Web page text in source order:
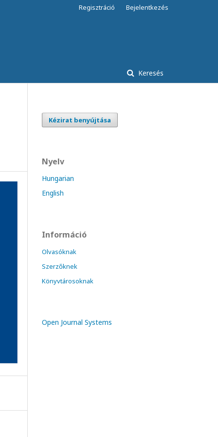
Keresés
Regisztráció Bejelentkezés
Kézirat benyújtása
Nyelv
Hungarian
English
Információ
Olvasóknak
Szerzőknek
Könyvtárosoknak
Open Journal Systems